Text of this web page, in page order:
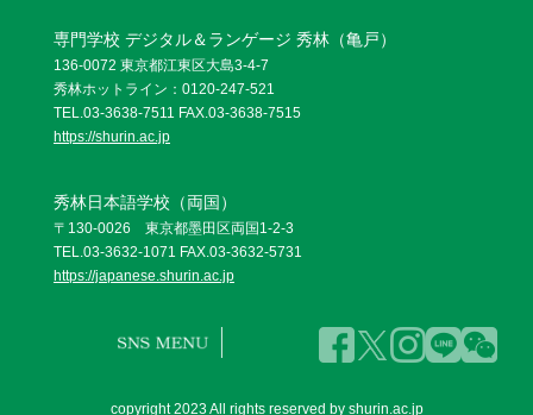
専門学校 デジタル＆ランゲージ 秀林（亀戸）
136-0072 東京都江東区大島3-4-7
秀林ホットライン：0120-247-521
TEL.03-3638-7511 FAX.03-3638-7515
https://shurin.ac.jp
秀林日本語学校（両国）
〒130-0026 東京都墨田区両国1-2-3
TEL.03-3632-1071 FAX.03-3632-5731
https://japanese.shurin.ac.jp
copyright 2023 All rights reserved by shurin.ac.jp